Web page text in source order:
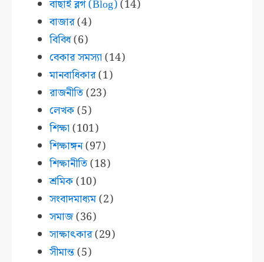
বাছাই ব্লগ (Blog)(14)
বাজার(4)
বিবিধ(6)
বেকার সমস্যা (14)
মানবাধিকার(1)
রাজনীতি(23)
লেখক(5)
শিক্ষা (101)
শিক্ষাঙ্গন(97)
শিক্ষানীতি(18)
শ্রমিক(10)
সংবাদমাধ্যম(2)
সমাজ(36)
সাক্ষাৎকার(29)
সীমান্ত(5)